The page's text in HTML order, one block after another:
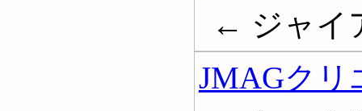
← ジャイ
JMAGクリ